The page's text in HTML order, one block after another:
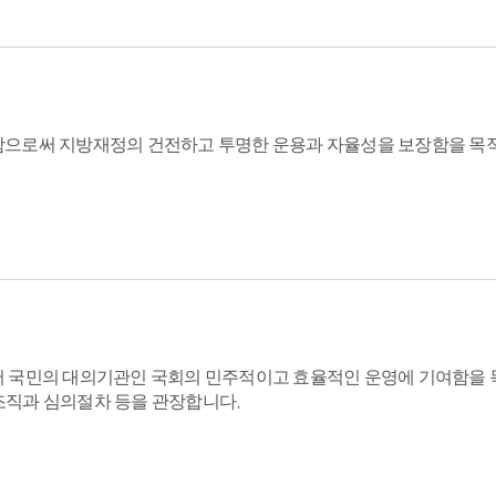
로써 지방재정의 건전하고 투명한 운용과 자율성을 보장함을 목
민의 대의기관인 국회의 민주적이고 효율적인 운영에 기여함을
과 심의절차 등을 관장합니다.